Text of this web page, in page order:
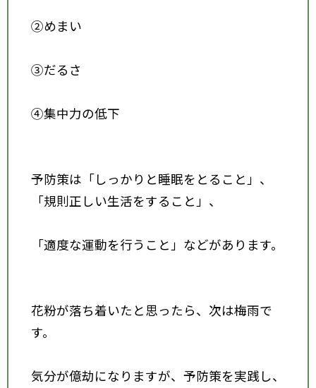
②めまい
③だるさ
④集中力の低下
予防策は「しっかりと睡眠をとること」、
「規則正しい生活をすること」、
「適度な運動を行うこと」などがあります。
花粉が落ち着いたと思ったら、次は梅雨で
す。
気分が億劫になりますが、予防策を実践し、